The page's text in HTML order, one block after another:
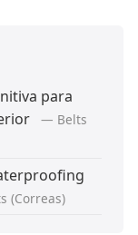
para
— Belts
(Correas)